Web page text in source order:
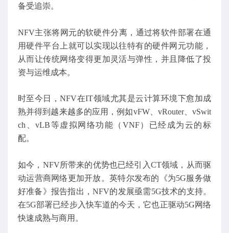
备受追崇。
NFV主张将网元的软硬件分离，通过将软件部署在通
用硬件平台上就可以实现以往特有的硬件网元功能，
从而让传统网络变得更加灵活与弹性，并且降低了投
资与运维成本。
时至今日，NFV在IT领域尤其是云计算环境下愈加成
熟并得到越来越多的应用，例如vFW、vRouter、vSwit
ch、vLB等虚拟网络功能（VNF）已经成为云的标
配。
如今，NFV所带来的优势也已经引入CT领域，从而驱
动运营商网络更加开放。英特尔发布的《为5G服务做
好准备》报告指出，NFV的发展亟需5G技术的支持。
在5G部署已经步入快车道的今天，它也正驱动5G网络
快速成熟与商用。